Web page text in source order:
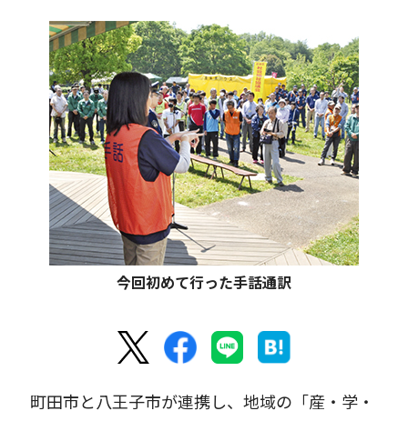
今回初めて行った手話通訳
町田市と八王子市が連携し、地域の「産・学・